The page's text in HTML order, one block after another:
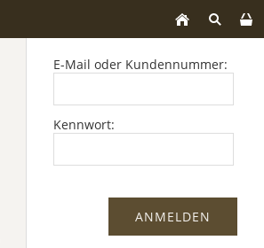
E-Mail oder Kundennummer:
Kennwort: